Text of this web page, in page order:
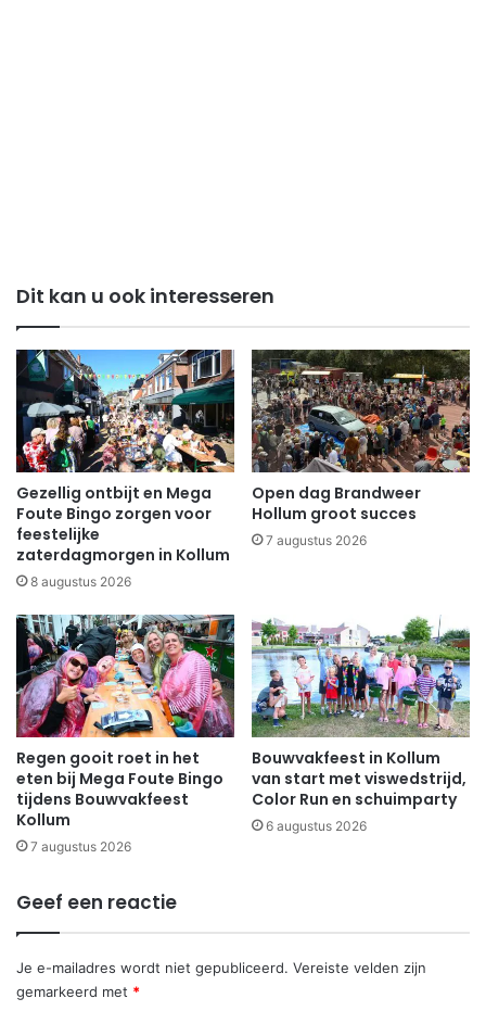
Dit kan u ook interesseren
Gezellig ontbijt en Mega
Foute Bingo zorgen voor
feestelijke
zaterdagmorgen in Kollum
8 augustus 2026
Open dag Brandweer
Hollum groot succes
7 augustus 2026
Regen gooit roet in het
eten bij Mega Foute Bingo
tijdens Bouwvakfeest
Kollum
7 augustus 2026
Bouwvakfeest in Kollum
van start met viswedstrijd,
Color Run en schuimparty
6 augustus 2026
Geef een reactie
Je e-mailadres wordt niet gepubliceerd. Vereiste velden zijn
gemarkeerd met *